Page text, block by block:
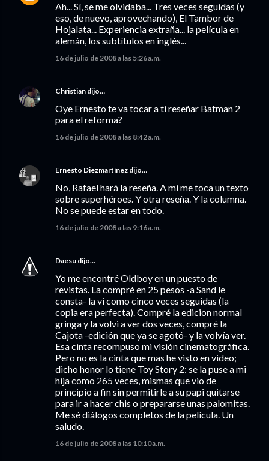
Ah... Sí, se me olvidaba... Tres veces seguidas (y
eso, de nuevo, aprovechando), El Tambor de
Hojalata... Experiencia extraña... la película en
alemán, los subtítulos en inglés...
16 de julio de 2008 a las 5:26 a.m.
Christian dijo…
Oye Ernesto te va tocar a ti reseñar Batman 2
para el reforma?
16 de julio de 2008 a las 8:42 a.m.
Ernesto Diezmartínez dijo…
No, Rafael hará la reseña. A mi me toca un texto
sobre superhéroes. Y otra reseña. Y la columna.
No se puede estar en todo.
16 de julio de 2008 a las 9:16 a.m.
Daesu dijo…
Yo me encontré Oldboy en un puesto de
revistas. La compré en 25 pesos -a Sand le
consta- la vi como cinco veces seguidas (la
copia era perfecta). Compré la edicion normal
gringa y la volvi a ver dos veces, compré la
Cajota -edición que ya se agotó- y la volvía ver.
Esa cinta recompuso mi visión cinematográfica.
Pero no es la cinta que mas he visto en video;
dicho honor lo tiene Toy Story 2: se la puse a mi
hija como 265 veces, mismas que vio de
principio a fin sin permitirle a su papi quitarse
para ir a hacer chis o prepararse unas palomitas.
Me sé diálogos completos de la película. Un
saludo.
16 de julio de 2008 a las 10:10 a.m.